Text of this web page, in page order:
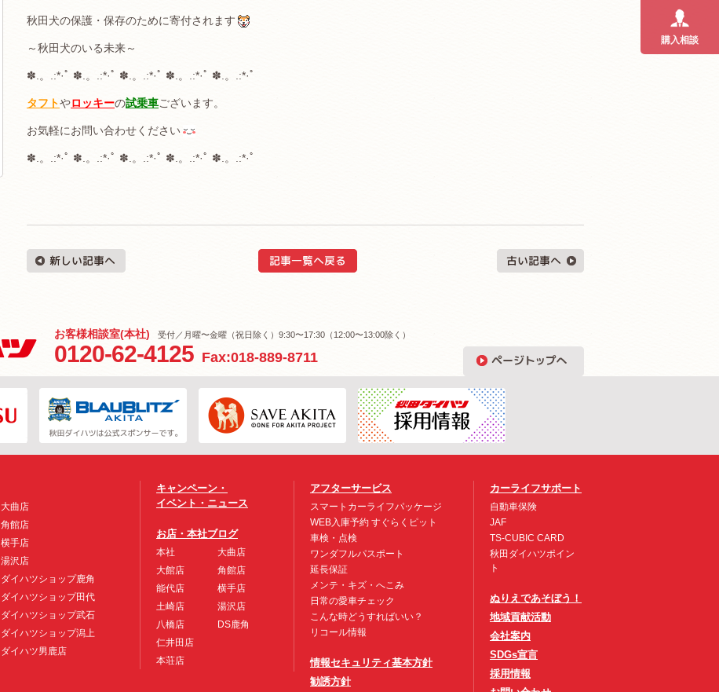
秋田犬の保護・保存のために寄付されます
～秋田犬のいる未来～
✽.。.:*·ﾟ ✽.。.:*·ﾟ ✽.。.:*·ﾟ ✽.。.:*·ﾟ ✽.。.:*·ﾟ
タフトやロッキーの試乗車ございます。
お気軽にお問い合わせください
✽.。.:*·ﾟ ✽.。.:*·ﾟ ✽.。.:*·ﾟ ✽.。.:*·ﾟ ✽.。.:*·ﾟ
お客様相談室(本社) 受付／月曜〜金曜（祝日除く）9:30〜17:30（12:00〜13:00除く）
0120-62-4125 Fax:018-889-8711
大曲店
角館店
横手店
湯沢店
ダイハツショップ鹿角
ダイハツショップ田代
ダイハツショップ武石
ダイハツショップ潟上
ダイハツ男鹿店
キャンペーン・
イベント・ニュース
お店・本社ブログ
本社
大館店
能代店
土崎店
八橋店
仁井田店
本荘店
大曲店
角館店
横手店
湯沢店
DS鹿角
アフターサービス
スマートカーライフパッケージ
WEB入庫予約 すぐらくピット
車検・点検
ワンダフルパスポート
延長保証
メンテ・キズ・へこみ
日常の愛車チェック
こんな時どうすればいい？
リコール情報
情報セキュリティ基本方針
勧誘方針
カーライフサポート
自動車保険
JAF
TS-CUBIC CARD
秋田ダイハツポイン
ト
ぬりえであそぼう！
地域貢献活動
会社案内
SDGs宣言
採用情報
購入相談